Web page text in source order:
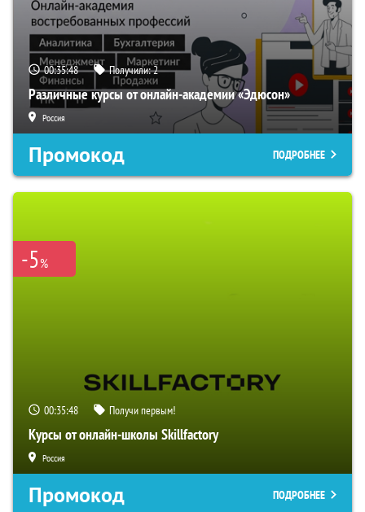
00:35:47 Получили:2
Различные курсы от онлайн-академии «Эдюсон»
Россия
Промокод ПОДРОБНЕЕ
-5%
00:35:47 Получи первым!
Курсы от онлайн-школы Skillfactory
Россия
Промокод ПОДРОБНЕЕ